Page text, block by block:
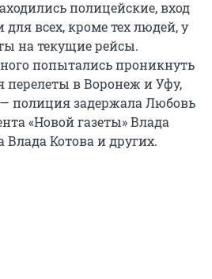
полицейские, вход
всех, кроме тех людей, у
на текущие рейсы.
попытались проникнуть
перелеты в Воронеж и Уфу,
— полиция задержала Любовь
«Новой газеты» Влада
Котова и других.